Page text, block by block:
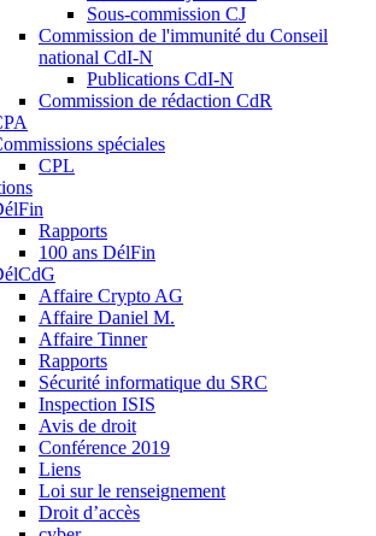
Sous-commission CJ
Commission de l'immunité du Conseil
national CdI-N
Publications CdI-N
Commission de rédaction CdR
spéciales
CPL
Rapports
100 ans DélFin
Affaire Crypto AG
Affaire Daniel M.
Affaire Tinner
Rapports
Sécurité informatique du SRC
Inspection ISIS
Avis de droit
Conférence 2019
Liens
Loi sur le renseignement
Droit d’accès